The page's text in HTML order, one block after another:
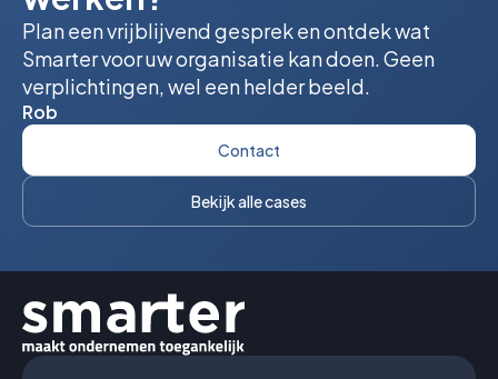
Plan een vrijblijvend gesprek en ontdek wat
Smarter voor uw organisatie kan doen. Geen
verplichtingen, wel een helder beeld.
Rob
Contact
Bekijk alle cases